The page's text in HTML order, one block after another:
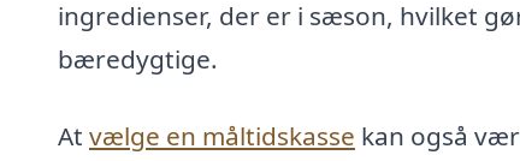
ingredienser, der er i sæson, hvilket
bæredygtige.
At vælge en måltidskasse kan også